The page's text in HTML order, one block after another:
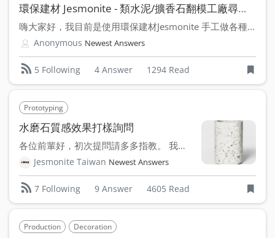
環保建材 Jesmonite - 類水泥/擴香石翻模工廠尋找中
嗨大家好，我目前是使用環保建材Jesmonite 手工做各種...
Anonymous Newest Answers
5 Following 4 Answer 1294 Read
Prototyping
水磨石質感效果打樣詢問
各位前輩好，初次提問請多多指教。 我想請教以下這種水磨石...
Jesmonite Taiwan Newest Answers
7 Following 9 Answer 4605 Read
Production Decoration